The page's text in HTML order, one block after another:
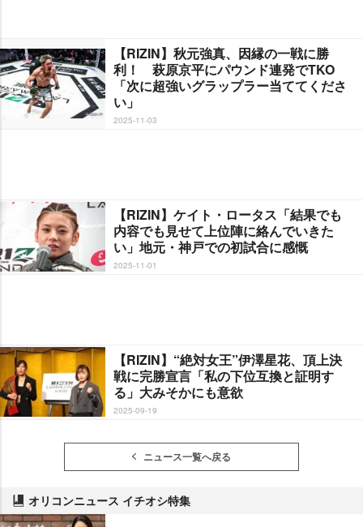
【RIZIN】秋元強真、因縁の一戦に勝
利！ 萩原京平にパウンド連発でTKO
「次に超強いグラップラー当ててくださ
い」
2025-11-03
【RIZIN】ケイト・ロータス「結果でも
内容でも見せて上位陣に絡んでいきた
い」地元・神戸での初試合に感慨
2025-11-01
【RIZIN】“絶対女王”伊澤星花、頂上決
戦に完勝宣言「私の下位互換と証明す
る」大みそかにも意欲
2025-09-19
ニュース一覧へ戻る
オリコンニュース イチオシ特集